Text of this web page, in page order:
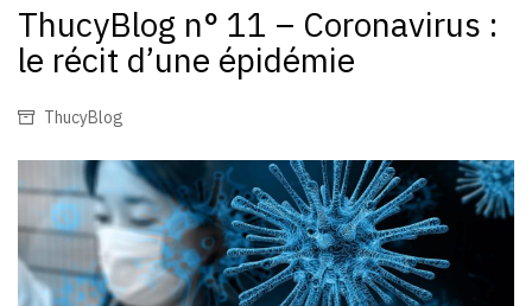
ThucyBlog n° 11 – Coronavirus :
le récit d’une épidémie
ThucyBlog